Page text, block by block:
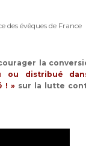
des évêques de France
la
distribué
! » sur la lutte